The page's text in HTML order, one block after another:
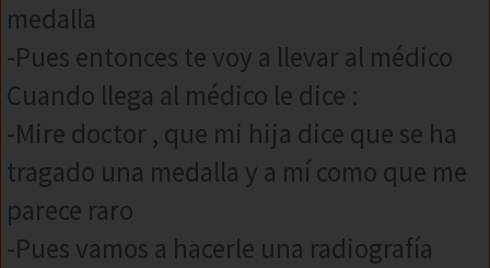
medalla
-Pues entonces te voy a llevar al médico
Cuando llega al médico le dice :
-Mire doctor , que mi hija dice que se ha
tragado una medalla y a mí como que me
parece raro
-Pues vamos a hacerle una radiografía